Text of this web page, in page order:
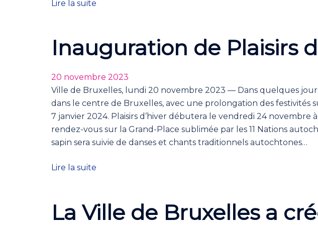
Lire la suite
Inauguration de Plaisirs
20 novembre 2023
Ville de Bruxelles, lundi 20 novembre 2023 — Dans quelques
dans le centre de Bruxelles, avec une prolongation des festivités
7 janvier 2024. Plaisirs d’hiver débutera le vendredi 24 novembre
rendez-vous sur la Grand-Place sublimée par les 11 Nations
sapin sera suivie de danses et chants traditionnels autochtones…
Lire la suite
La Ville de Bruxelles a